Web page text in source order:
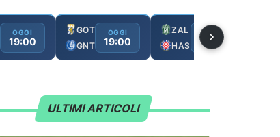
OGGI
19:00
GOT
GNT
OGGI
19:00
ZAL
HAS
OGGI
19:00
ULTIMI ARTICOLI